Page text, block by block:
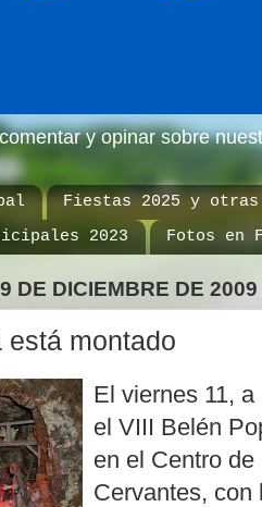
y opinar sobre
Fiestas 2025 y otras
2023
Fotos en
DE DICIEMBRE DE 2009
está montado
El viernes 11,
el VIII Belén
en el Centro
Cervantes, con